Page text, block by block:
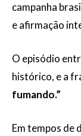
campanha
e afirmação
O episódio
histórico, e a
fumando.”
Em tempos de